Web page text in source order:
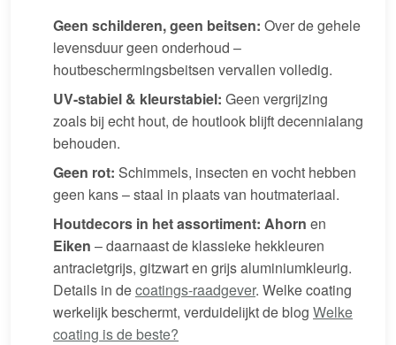
Geen schilderen, geen beitsen: Over de gehele
levensduur geen onderhoud –
houtbeschermingsbeitsen vervallen volledig.
UV-stabiel & kleurstabiel: Geen vergrijzing
zoals bij echt hout, de houtlook blijft decennialang
behouden.
Geen rot: Schimmels, insecten en vocht hebben
geen kans – staal in plaats van houtmateriaal.
Houtdecors in het assortiment: Ahorn en
Eiken – daarnaast de klassieke hekkleuren
antracietgrijs, gitzwart en grijs aluminiumkleurig.
Details in decoatings-raadgever. Welke coating
werkelijk beschermt, verduidelijkt de blog Welke
coating is de beste?